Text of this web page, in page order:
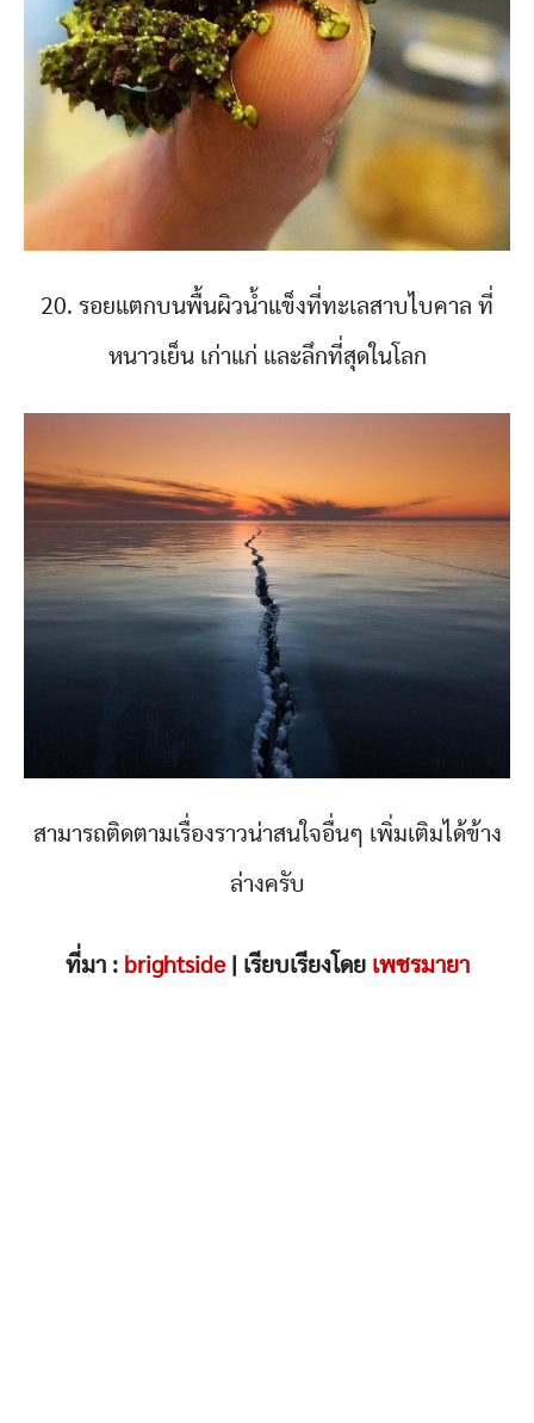
20. รอยแตกบนพื้นผิวน้ำแข็งที่ทะเลสาบไบคาล ที่
หนาวเย็น เก่าแก่ และลึกที่สุดในโลก
สามารถติดตามเรื่องราวน่าสนใจอื่นๆ เพิ่มเติมได้ข้าง
ล่างครับ
ที่มา : brightside| เรียบเรียงโดย เพชรมายา